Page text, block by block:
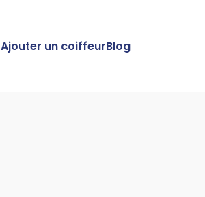
Ajouter un coiffeurBlog